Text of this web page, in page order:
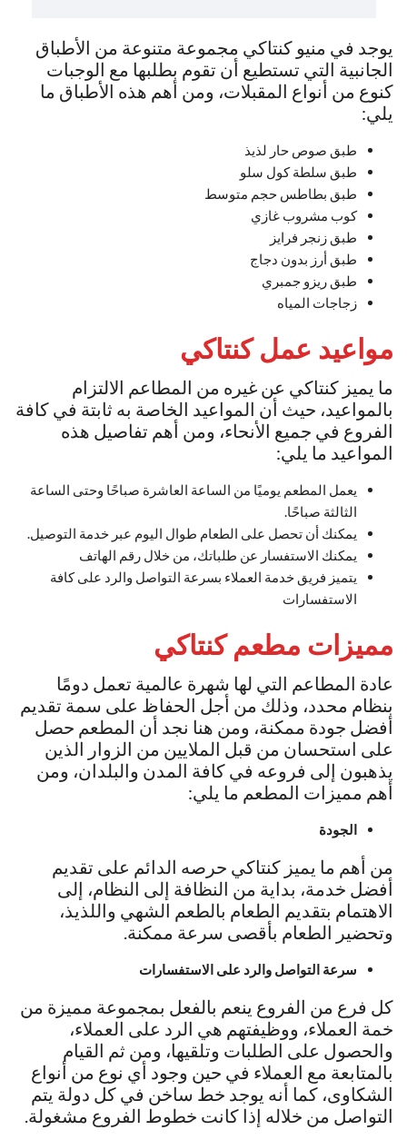
يوجد في منيو كنتاكي مجموعة متنوعة من الأطباق
الجانبية التي تستطيع أن تقوم بطلبها مع الوجبات
كنوع من أنواع المقبلات، ومن أهم هذه الأطباق ما
يلي:
طبق صوص حار لذيذ
طبق سلطة كول سلو
طبق بطاطس حجم متوسط
كوب مشروب غازي
طبق زنجر فرايز
طبق أرز بدون دجاج
طبق ريزو جمبري
زجاجات المياه
مواعيد عمل كنتاكي
ما يميز كنتاكي عن غيره من المطاعم الالتزام
بالمواعيد، حيث أن المواعيد الخاصة به ثابتة في كافة
الفروع في جميع الأنحاء، ومن أهم تفاصيل هذه
المواعيد ما يلي:
يعمل المطعم يوميًا من الساعة العاشرة صباحًا وحتى الساعة
الثالثة صباحًا.
يمكنك أن تحصل على الطعام طوال اليوم عبر خدمة التوصيل.
يمكنك الاستفسار عن طلباتك، من خلال رقم الهاتف
يتميز فريق خدمة العملاء بسرعة التواصل والرد على كافة
الاستفسارات
مميزات مطعم كنتاكي
عادة المطاعم التي لها شهرة عالمية تعمل دومًا
بنظام محدد، وذلك من أجل الحفاظ على سمة تقديم
أفضل جودة ممكنة، ومن هنا نجد أن المطعم حصل
على استحسان من قبل الملايين من الزوار الذين
يذهبون إلى فروعه في كافة المدن والبلدان، ومن
أهم مميزات المطعم ما يلي:
الجودة
من أهم ما يميز كنتاكي حرصه الدائم على تقديم
أفضل خدمة، بداية من النظافة إلى النظام، إلى
الاهتمام بتقديم الطعام بالطعم الشهي واللذيذ،
وتحضير الطعام بأقصى سرعة ممكنة.
سرعة التواصل والرد على الاستفسارات
كل فرع من الفروع ينعم بالفعل بمجموعة مميزة من
خمة العملاء، ووظيفتهم هي الرد على العملاء،
والحصول على الطلبات وتلقيها، ومن ثم القيام
بالمتابعة مع العملاء في حين وجود أي نوع من أنواع
الشكاوى، كما أنه يوجد خط ساخن في كل دولة يتم
التواصل من خلاله إذا كانت خطوط الفروع مشغولة.